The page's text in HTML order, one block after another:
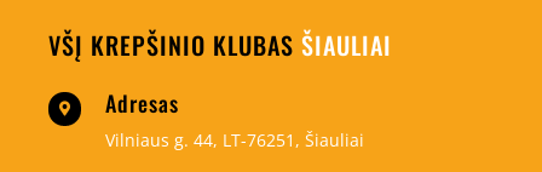
VŠĮ KREPŠINIO KLUBAS ŠIAULIAI
 Adresas
Vilniaus g. 44, LT-76251, Šiauliai